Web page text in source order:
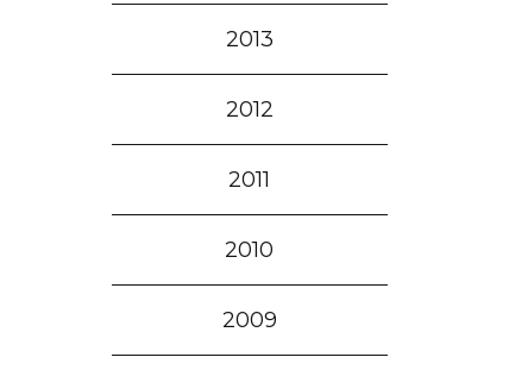
2013
2012
2011
2010
2009